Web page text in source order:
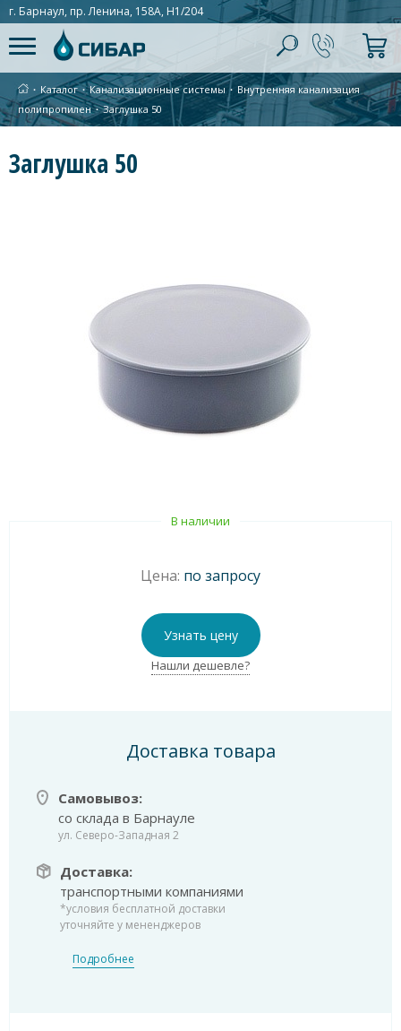
г. Барнаул, пр. Ленина, 158А, Н1/204
∙ Каталог ∙Канализационные системы ∙ Внутренняя канализация
полипропилен ∙Заглушка 50
Заглушка 50
В наличии
Цена: по запросу
Узнать цену
Нашли дешевле?
Доставка товара
Самовывоз:
со склада в Барнауле
ул. Северо-Западная 2
Доставка:
транспортными компаниями
*условия бесплатной доставки
уточняйте у мененджеров
Подробнее